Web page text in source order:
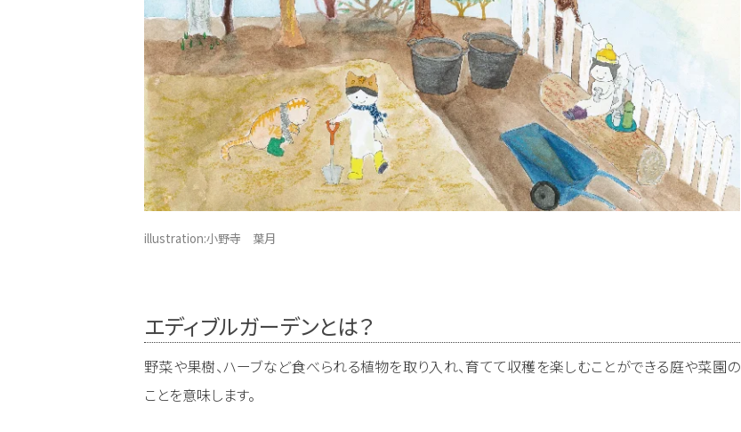
illustration:小野寺 葉月
エディブルガーデンとは？
野菜や果樹、ハーブなど食べられる植物を取り入れ、育てて収穫を楽しむことができる庭や菜園の
ことを意味します。